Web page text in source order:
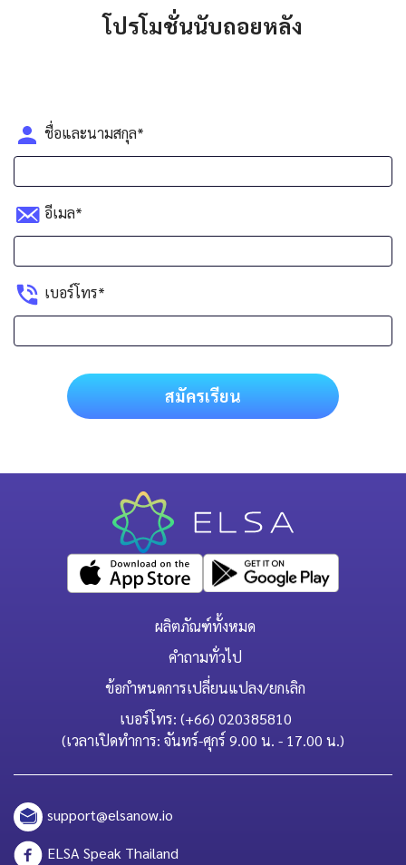
โปรโมชั่นนับถอยหลัง
ชื่อและนามสกุล*
อีเมล*
เบอร์โทร*
สมัครเรียน
ผลิตภัณฑ์ทั้งหมด
คำถามทั่วไป
ข้อกำหนดการเปลี่ยนแปลง/ยกเลิก
เบอร์โทร: (+66) 020385810
(เวลาเปิดทำการ: จันทร์-ศุกร์ 9.00 น. - 17.00 น.)
support@elsanow.io
ELSA Speak Thailand